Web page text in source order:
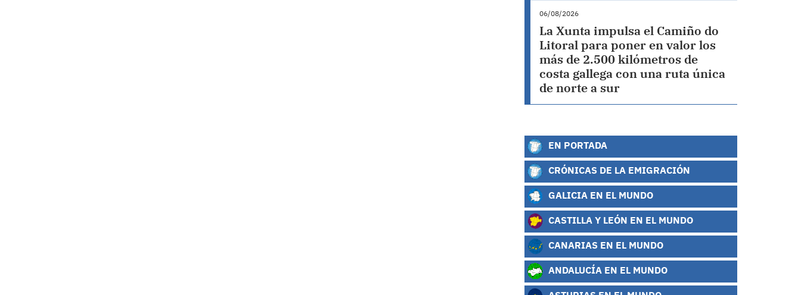
06/08/2026
La Xunta impulsa el Camiño do
Litoral para poner en valor los
más de 2.500 kilómetros de
costa gallega con una ruta única
de norte a sur
EN PORTADA
CRÓNICAS DE LA EMIGRACIÓN
GALICIA EN EL MUNDO
CASTILLA Y LEÓN EN EL MUNDO
CANARIAS EN EL MUNDO
ANDALUCÍA EN EL MUNDO